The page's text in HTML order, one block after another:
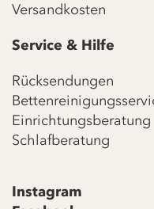
Versandkosten
Service & Hilfe
Rücksendungen
Einrichtungsberatung
Schlafberatung
Instagram